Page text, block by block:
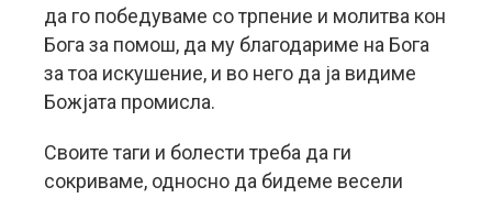
да го победуваме со трпение и молитва кон
Бога за помош, да му благодариме на Бога
за тоа искушение, и во него да ја видиме
Божјата промисла.
Своите таги и болести треба да ги
сокриваме, односно да бидеме весели